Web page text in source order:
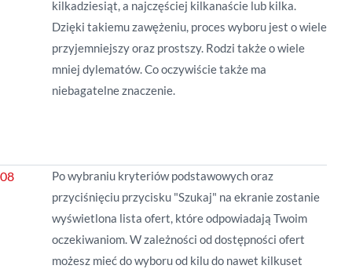
kilkadziesiąt, a najczęściej kilkanaście lub kilka.
Dzięki takiemu zawężeniu, proces wyboru jest o wiele
przyjemniejszy oraz prostszy. Rodzi także o wiele
mniej dylematów. Co oczywiście także ma
niebagatelne znaczenie.
Po wybraniu kryteriów podstawowych oraz
przyciśnięciu przycisku "Szukaj" na ekranie zostanie
wyświetlona lista ofert, które odpowiadają Twoim
oczekiwaniom. W zależności od dostępności ofert
możesz mieć do wyboru od kilu do nawet kilkuset